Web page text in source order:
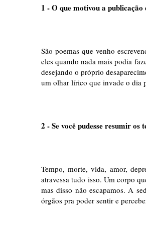
1 - O que motivou a
São poemas que venho
eles quando nada mais podia
desejando o próprio
um olhar lírico que invade o dia
2 - Se você pudesse resumir
Tempo, morte, vida, amor,
atravessa tudo isso. Um corpo
mas disso não escapamos. A
órgãos pra poder sentir e